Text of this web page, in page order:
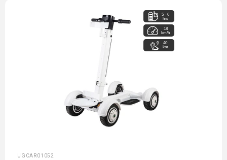
5 - 6
hrs
18
km/h
40
km
UGCAR01052